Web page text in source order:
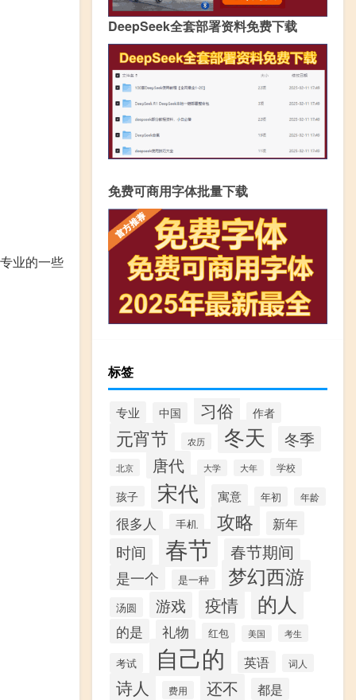
业的一些
DeepSeek全套部署资料免费下载
免费可商用字体批量下载
标签
专业 中国 习俗 作者
元宵节 农历 冬天 冬季
北京 唐代 大学 大年 学校
孩子 宋代 寓意 年初 年龄
很多人 手机 攻略 新年
时间 春节 春节期间
是一个 是一种 梦幻西游
汤圆 游戏 疫情 的人
的是 礼物 红包 美国 考生
考试 自己的 英语 词人
诗人 费用 还不 都是